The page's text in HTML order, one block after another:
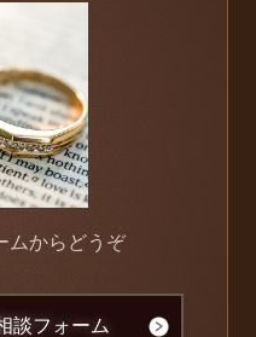
ムからどうぞ
談フォーム